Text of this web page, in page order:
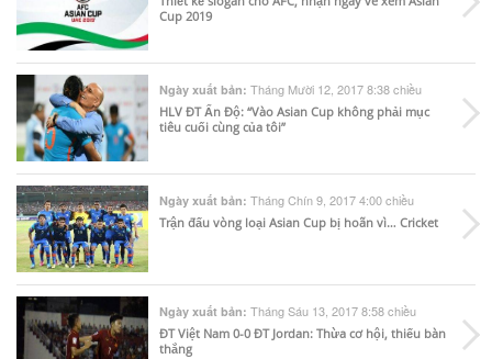
Cup 2019
Ngày xuất bản: Tháng Mười 12, 2017 8:38 chiều
HLV ĐT Ấn Độ: “Vào Asian Cup không phải mục
tiêu cuối cùng của tôi”
Ngày xuất bản: Tháng Chín 9, 2017 4:00 chiều
Trận đấu vòng loại Asian Cup bị hoãn vì… Cricket
Ngày xuất bản: Tháng Sáu 13, 2017 8:58 chiều
ĐT Việt Nam 0-0 ĐT Jordan: Thừa cơ hội, thiếu bàn
thắng